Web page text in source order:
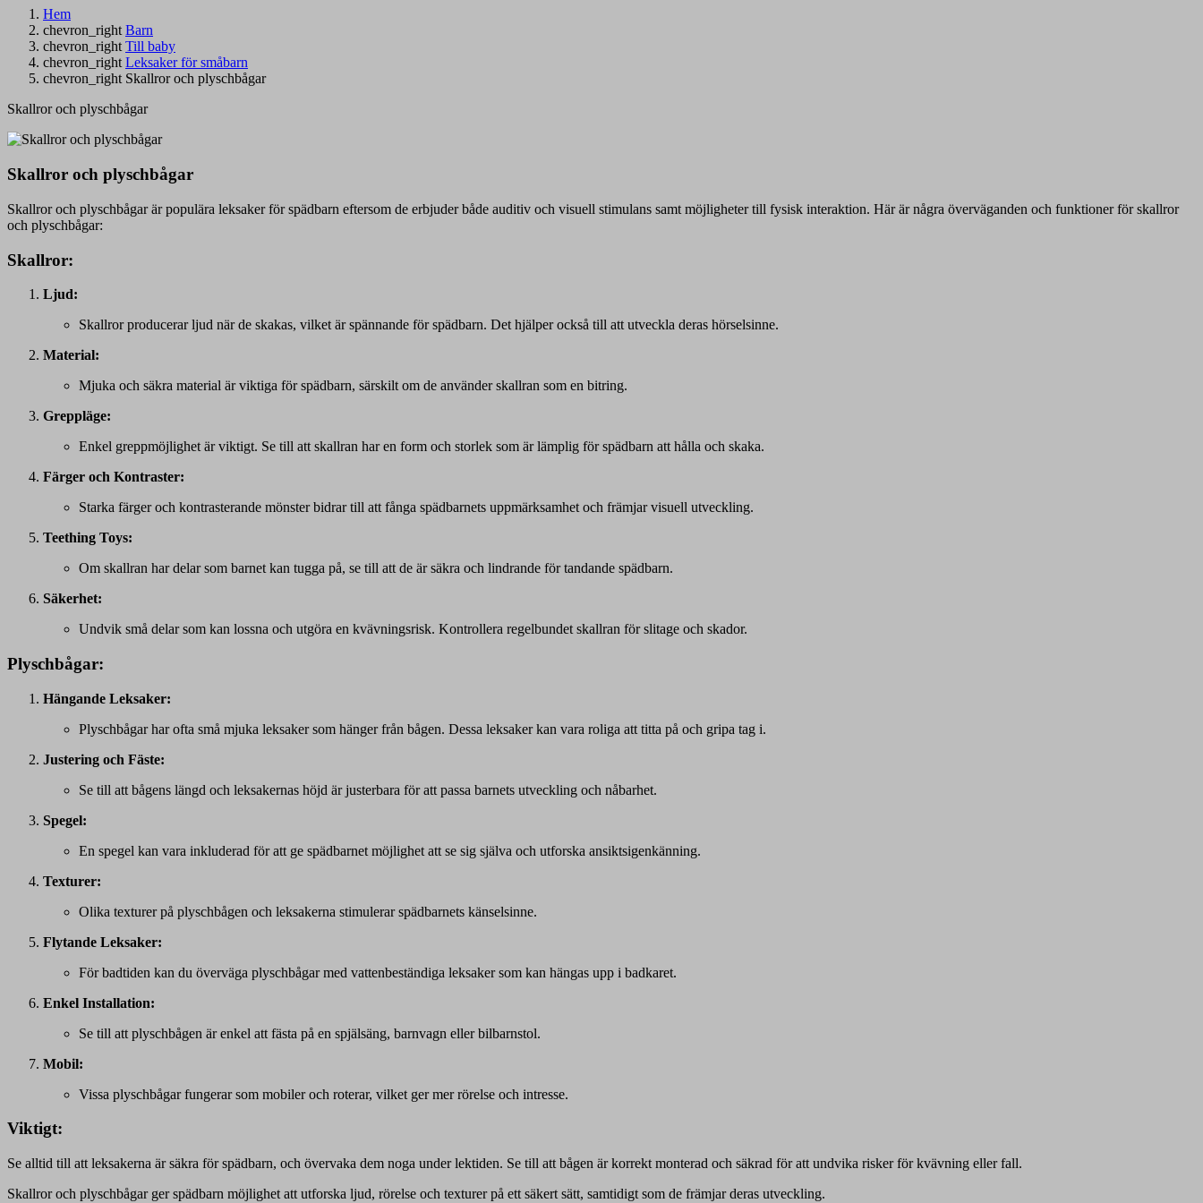
Hem
chevron_right Barn
chevron_right Till baby
chevron_right Leksaker för småbarn
chevron_right Skallror och plyschbågar
Skallror och plyschbågar
Skallror och plyschbågar
Skallror och plyschbågar är populära leksaker för spädbarn eftersom de erbjuder både auditiv och visuell stimulans samt möjligheter till fysisk interaktion. Här är några överväganden och funktioner för skallror
och plyschbågar:
Skallror:
Ljud:
Skallror producerar ljud när de skakas, vilket är spännande för spädbarn. Det hjälper också till att utveckla deras hörselsinne.
Material:
Mjuka och säkra material är viktiga för spädbarn, särskilt om de använder skallran som en bitring.
Greppläge:
Enkel greppmöjlighet är viktigt. Se till att skallran har en form och storlek som är lämplig för spädbarn att hålla och skaka.
Färger och Kontraster:
Starka färger och kontrasterande mönster bidrar till att fånga spädbarnets uppmärksamhet och främjar visuell utveckling.
Teething Toys:
Om skallran har delar som barnet kan tugga på, se till att de är säkra och lindrande för tandande spädbarn.
Säkerhet:
Undvik små delar som kan lossna och utgöra en kvävningsrisk. Kontrollera regelbundet skallran för slitage och skador.
Plyschbågar:
Hängande Leksaker:
Plyschbågar har ofta små mjuka leksaker som hänger från bågen. Dessa leksaker kan vara roliga att titta på och gripa tag i.
Justering och Fäste:
Se till att bågens längd och leksakernas höjd är justerbara för att passa barnets utveckling och nåbarhet.
Spegel:
En spegel kan vara inkluderad för att ge spädbarnet möjlighet att se sig själva och utforska ansiktsigenkänning.
Texturer:
Olika texturer på plyschbågen och leksakerna stimulerar spädbarnets känselsinne.
Flytande Leksaker:
För badtiden kan du överväga plyschbågar med vattenbeständiga leksaker som kan hängas upp i badkaret.
Enkel Installation:
Se till att plyschbågen är enkel att fästa på en spjälsäng, barnvagn eller bilbarnstol.
Mobil:
Vissa plyschbågar fungerar som mobiler och roterar, vilket ger mer rörelse och intresse.
Viktigt:
Se alltid till att leksakerna är säkra för spädbarn, och övervaka dem noga under lektiden. Se till att bågen är korrekt monterad och säkrad för att undvika risker för kvävning eller fall.
Skallror och plyschbågar ger spädbarn möjlighet att utforska ljud, rörelse och texturer på ett säkert sätt, samtidigt som de främjar deras utveckling.